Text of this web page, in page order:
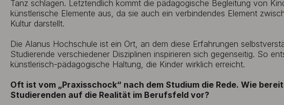
Tanz schlagen. Letztendlich kommt die pädagogische Begleitung von
künstlerische Elemente aus, da sie auch ein verbindendes Element
Kultur darstellt.
Die Alanus Hochschule ist ein Ort, an dem diese Erfahrungen
Studierende verschiedener Disziplinen inspirieren sich gegenseitig. So
künstlerisch-pädagogische Haltung, die Kinder wirklich erreicht.
Oft ist vom „Praxisschock“ nach dem Studium die Rede. Wie
Studierenden auf die Realität im Berufsfeld vor?